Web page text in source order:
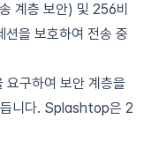
계층 보안) 및 256비
을 보호하여 전송 중
요구하여 보안 계층을
듭니다. Splashtop은 2